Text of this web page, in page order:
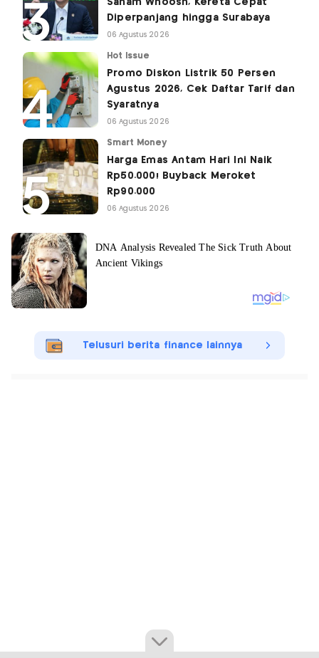
Saham Whoosh, Kereta Cepat
Diperpanjang hingga Surabaya
06 Agustus 2026
Hot Issue
Promo Diskon Listrik 50 Persen
Agustus 2026, Cek Daftar Tarif dan
Syaratnya
06 Agustus 2026
Smart Money
Harga Emas Antam Hari Ini Naik
Rp50.000! Buyback Meroket
Rp90.000
06 Agustus 2026
Telusuri berita finance lainnya